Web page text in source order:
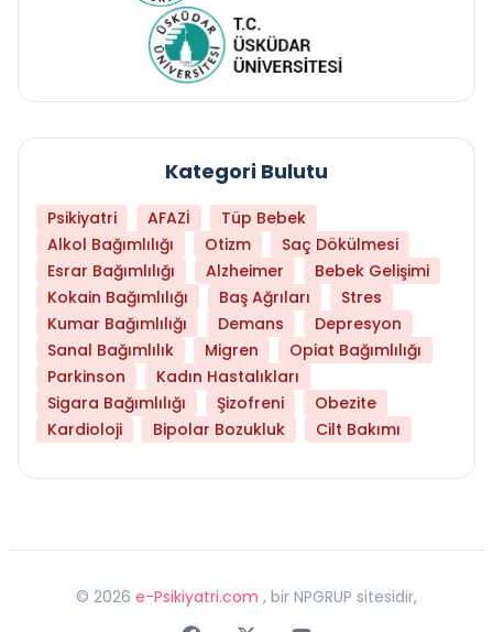
Kategori Bulutu
Psikiyatri AFAZİ
Tüp Bebek
Alkol Bağımlılığı
Otizm
Saç Dökülmesi
Esrar Bağımlılığı
Alzheimer
Bebek Gelişimi
Kokain Bağımlılığı
Baş Ağrıları
Stres
Kumar Bağımlılığı
Demans
Depresyon
Sanal Bağımlılık
Migren
Opiat Bağımlılığı
Parkinson
Kadın Hastalıkları
Sigara Bağımlılığı
Şizofreni
Obezite
Kardioloji
Bipolar Bozukluk Cilt Bakımı
© 2026 e-Psikiyatri.com , bir NPGRUP sitesidir,